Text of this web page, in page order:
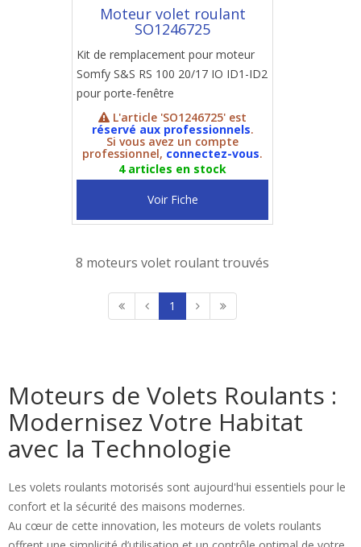
Moteur volet roulant
SO1246725
Kit de remplacement pour moteur
Somfy S&S RS 100 20/17 IO ID1-ID2
pour porte-fenêtre
L'article 'SO1246725' est
réservé aux professionnels.
Si vous avez un compte
professionnel, connectez-vous.
4 articles en stock
Voir Fiche
8 moteurs volet roulant trouvés
1
Moteurs de Volets Roulants :
Modernisez Votre Habitat
avec la Technologie
Les volets roulants motorisés sont aujourd'hui essentiels pour le
confort et la sécurité des maisons modernes.
Au cœur de cette innovation, les moteurs de volets roulants